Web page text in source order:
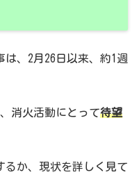
、2月26日以来、約1週
消火活動にとって待望
るか、現状を詳しく見て